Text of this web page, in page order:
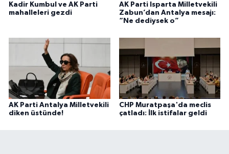
Kadir Kumbul ve AK Parti
mahalleleri gezdi
AK Parti Isparta Milletvekili
Zabun’dan Antalya mesajı:
“Ne dediysek o”
AK Parti Antalya Milletvekili
diken üstünde!
CHP Muratpaşa'da meclis
çatladı: İlk istifalar geldi